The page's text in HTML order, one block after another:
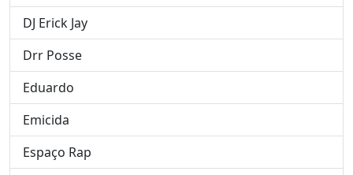
DJ Erick Jay
Drr Posse
Eduardo
Emicida
Espaço Rap